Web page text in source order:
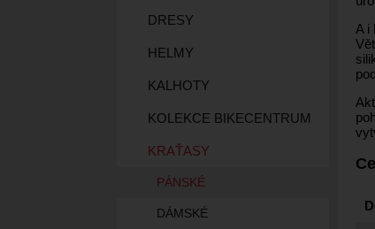
DRESY
HELMY
KALHOTY
KOLEKCE BIKECENTRUM
KRAŤASY
PÁNSKÉ
DÁMSKÉ
A i